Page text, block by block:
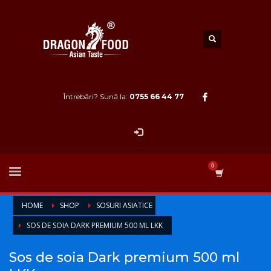
Întrebări? Sună la: 0755 66 44 77
HOME SHOP
SOSURI ASIATICE
SOS DE SOIA DARK PREMIUM 500 ML LKK
Sos de soia Dark premium 500 ml